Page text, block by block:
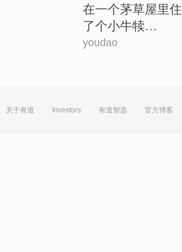
在一个茅草屋里住
了个小牛犊…
youdao
关于有道 Investors 有道智选 官方博客